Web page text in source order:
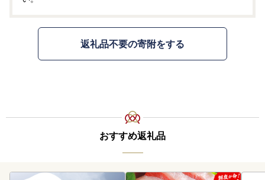
返礼品不要の寄附をする
おすすめ返礼品